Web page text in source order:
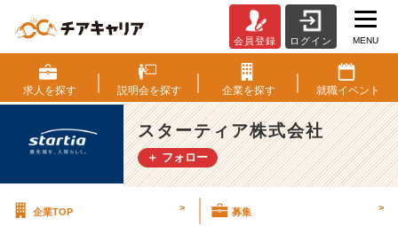
タ
ー
テ
ィ
ア
株
会員登録 ログイン MENU
求人を探す 説明会を探す 企業を探す 就職イベント
スターティア株式会社
＋ フォロー
企業TOP > 募集 >